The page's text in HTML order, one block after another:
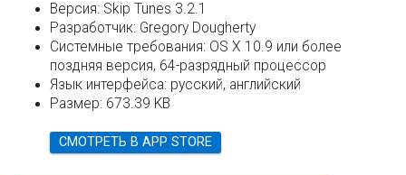
Версия: Skip Tunes 3.2.1
Разработчик: Gregory Dougherty
Системные требования: OS X 10.9 или более
поздняя версия, 64-разрядный процессор
Язык интерфейса: русский, английский
Размер: 673.39 KB
СМОТРЕТЬ В APP STORE